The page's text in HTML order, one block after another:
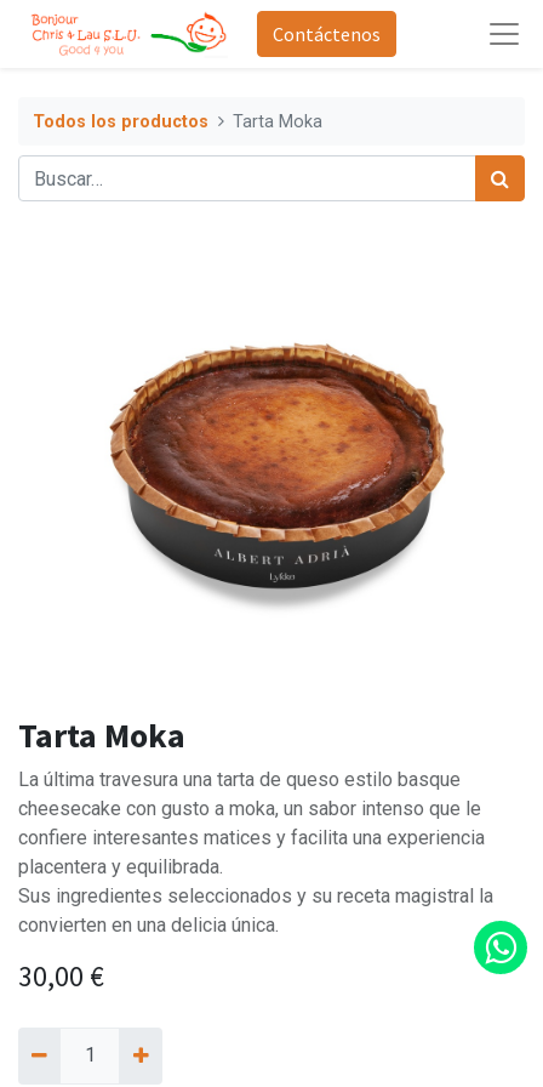
Contáctenos
Todos los productos Tarta Moka
Tarta Moka
La última travesura una tarta de queso estilo basque
cheesecake con gusto a moka, un sabor intenso que le
confiere interesantes matices y facilita una experiencia
placentera y equilibrada.
Sus ingredientes seleccionados y su receta magistral la
convierten en una delicia única.
30,00 €